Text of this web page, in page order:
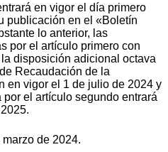
en vigor el día primero
publicación en el «Boletín
lo anterior, las
por el artículo primero con
disposición adicional octava
Recaudación de la
en vigor el 1 de julio de 2024 y
por el artículo segundo entrará
de 2024.